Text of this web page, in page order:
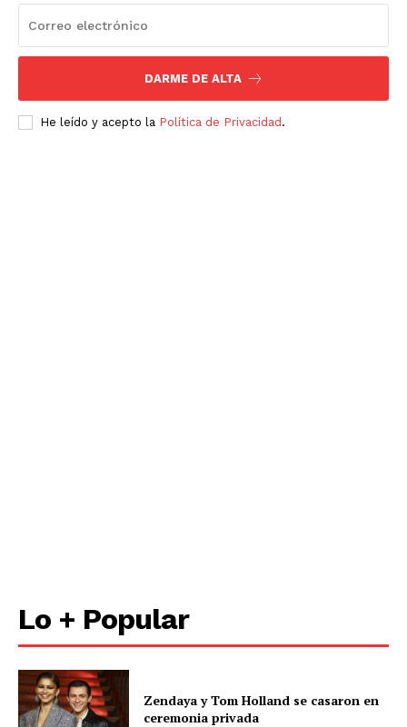
DARME DE ALTA
He leído y acepto la Política de Privacidad .
Lo + Popular
Zendaya y Tom Holland se casaron en
ceremonia privada